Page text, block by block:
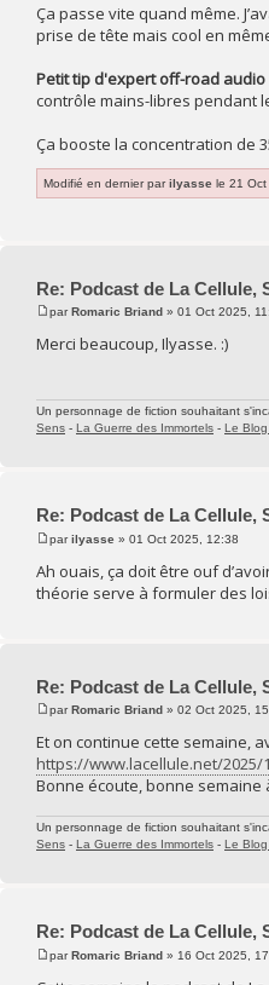
Ça passe vite quand même.
prise de tête mais cool en
Petit tip d'expert off-road audio
contrôle mains-libres pendant
Ça booste la concentration de
Modifié en dernier parilyasse le 21 Oct
Re: Podcast de La Cellule,
parRomaric Briand » 01 Oct 2025,
Merci beaucoup, Ilyasse. :)
Un personnage de fiction souhaitant
Sens - La Guerre des Immortels - Le
Re: Podcast de La Cellule,
parilyasse » 01 Oct 2025, 12:38
Ah ouais, ça doit être ouf
théorie serve à formuler des
Re: Podcast de La Cellule,
parRomaric Briand » 02 Oct 2025,
Et on continue cette semaine,
https://www.lacellule.net/
Bonne écoute, bonne semaine
Un personnage de fiction souhaitant
Sens - La Guerre des Immortels - Le
Re: Podcast de La Cellule,
parRomaric Briand » 16 Oct 2025,